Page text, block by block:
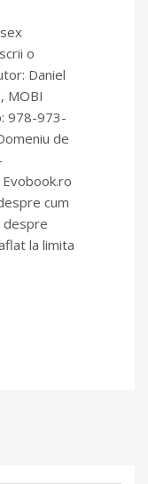
o
Daniel
MOBI
978-973-
de
cum
despre
la limita